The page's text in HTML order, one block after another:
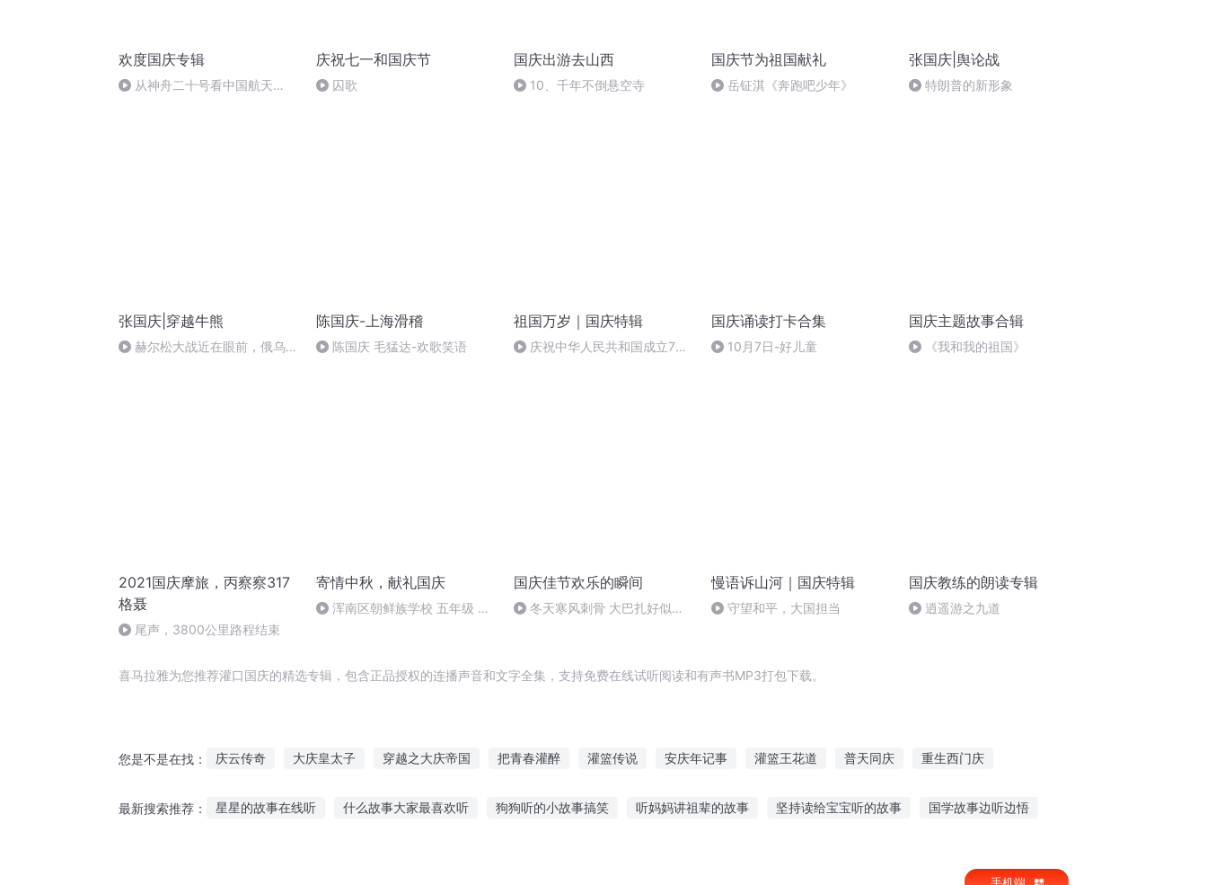
欢度国庆专辑
从神舟二十号看中国航天
庆祝七一和国庆节
囚歌
国庆出游去山西
10、千年不倒悬空寺
国庆节为祖国献礼
岳钲淇《奔跑吧少年》
张国庆|舆论战
特朗普的新形象
张国庆|穿越牛熊
赫尔松大战近在眼前，俄乌冲
陈国庆-上海滑稽
陈国庆 毛猛达-欢歌笑语
祖国万岁｜国庆特辑
庆祝中华人民共和国成立73
国庆诵读打卡合集
10月7日-好儿童
国庆主题故事合辑
《我和我的祖国》
2021国庆摩旅，丙察察317
格聂
尾声，3800公里路程结束
寄情中秋，献礼国庆
浑南区朝鲜族学校 五年级 孙
国庆佳节欢乐的瞬间
冬天寒风刺骨 大巴扎好似温
慢语诉山河｜国庆特辑
守望和平，大国担当
国庆教练的朗读专辑
逍遥游之九道
喜马拉雅为您推荐灌口国庆的精选专辑，包含正品授权的连播声音和文字全集，支持免费在线试听阅读和有声书MP3打包下载。
您是不是在找： 庆云传奇 大庆皇太子 穿越之大庆帝国 把青春灌醉 灌篮传说 安庆年记事 灌篮王花道 普天同庆 重生西门庆
最新搜索推荐： 星星的故事在线听 什么故事大家最喜欢听 狗狗听的小故事搞笑 听妈妈讲祖辈的故事 坚持读给宝宝听的故事 国学故事边听边悟